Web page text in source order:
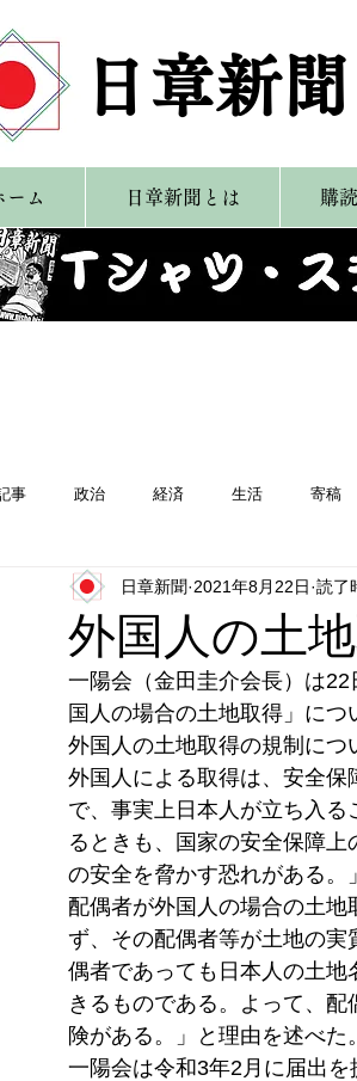
​日章新聞
ーム 日章新聞とは 購
事 政治 経済 生活 寄稿
日本第一党 日本派保守同盟 はやぶさ党
外国人の土
日章新聞 2021年8月22日 読了
一陽会（金田圭介会長）は
国人の場合の土地取得」につ
外国人の土地取得の規制に
外国人による取得は、安全保
で、事実上日本人が立ち入
るときも、国家の安全保障
の安全を脅かす恐れがある。
配偶者が外国人の場合の土
ず、その配偶者等が土地の
偶者であっても日本人の土
きるものである。よって、
険がある。」と理由を述べた。
一陽会は令和3年2月に届出を